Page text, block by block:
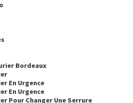
Bordeaux
En Urgence
En Urgence
Pour Changer Une Serrure